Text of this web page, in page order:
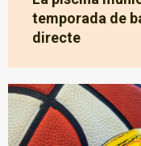
temporada de
directe